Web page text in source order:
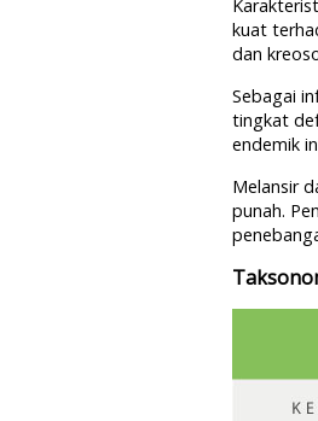
kuat
dan
Sebagai
tingkat
endemik
Melansir
punah.